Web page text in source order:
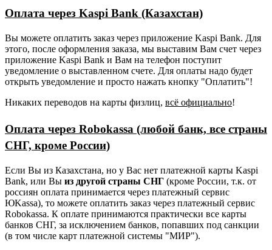
Оплата через Kaspi Bank (Казахстан)
Вы можете оплатить заказ через приложение Kaspi Bank. Для
этого, после оформления заказа, мы выставим Вам счет через
приложение Kaspi Bank и Вам на телефон поступит
уведомление о выставленном счете. Для оплаты надо будет
открыть уведомление и просто нажать кнопку "Оплатить"!
Никаких переводов на карты физлиц, всё официально!
Оплата через Robokassa (любой банк, все страны
СНГ, кроме России)
Если Вы из Казахстана, но у Вас нет платежной карты Kaspi
Bank, или Вы из другой страны СНГ (кроме России, т.к. от
россиян оплата принимается через платежный сервис
ЮKassa), то можете оплатить заказ через платежный сервис
Robokassa. К оплате принимаются практически все карты
банков СНГ, за исключением банков, попавших под санкции
(в том числе карт платежной системы "МИР").